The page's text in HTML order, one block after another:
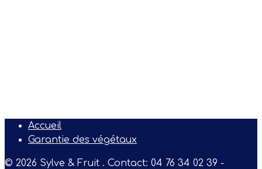
Accueil
Garantie des végétaux
© 2026 Sylve & Fruit . Contact: 04 76 34 02 39 -